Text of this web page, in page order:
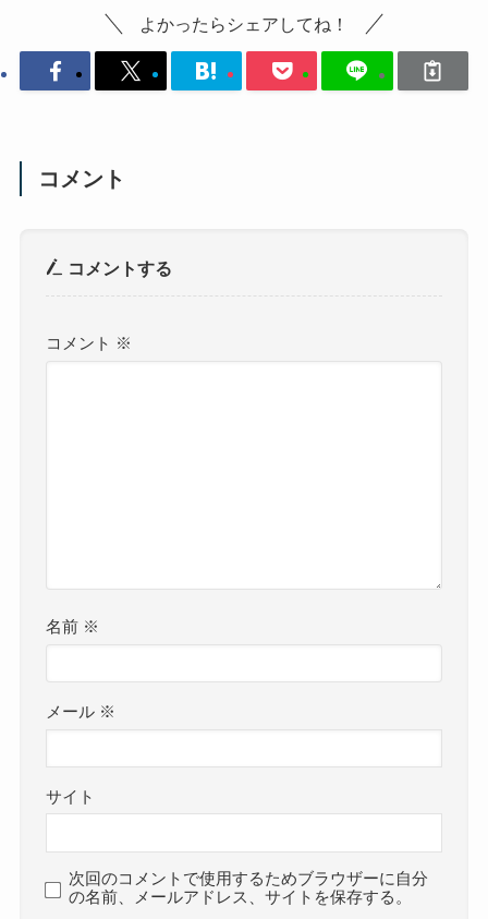
よかったらシェアしてね！
コメント
コメントする
コメント ※
名前 ※
メール ※
サイト
次回のコメントで使用するためブラウザーに自分
の名前、メールアドレス、サイトを保存する。